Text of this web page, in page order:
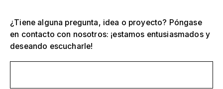
¿Tiene alguna pregunta, idea o proyecto? Póngase
en contacto con nosotros: ¡estamos entusiasmados y
deseando escucharle!
Selecciona una o más